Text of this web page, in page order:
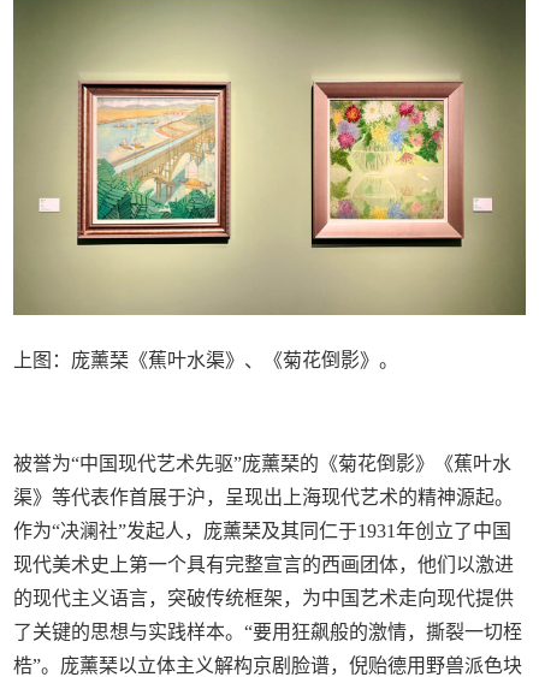
上图：庞薰琹《蕉叶水渠》、《菊花倒影》。
被誉为“中国现代艺术先驱”庞薰琹的《菊花倒影》《蕉叶水
渠》等代表作首展于沪，呈现出上海现代艺术的精神源起。
作为“决澜社”发起人，庞薰琹及其同仁于1931年创立了中国
现代美术史上第一个具有完整宣言的西画团体，他们以激进
的现代主义语言，突破传统框架，为中国艺术走向现代提供
了关键的思想与实践样本。“要用狂飙般的激情，撕裂一切桎
梏”。庞薰琹以立体主义解构京剧脸谱，倪贻德用野兽派色块